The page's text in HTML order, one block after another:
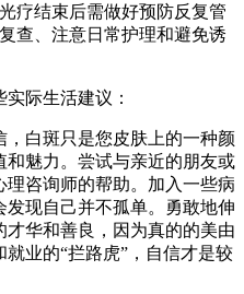
疗结束后需做好预防反复管
查、注意日常护理和避免诱
际生活建议：
，白斑只是您皮肤上的一种颜
魅力。尝试与亲近的朋友或
咨询师的帮助。加入一些病
现自己并不孤单。勇敢地伸
华和善良，因为真的的美由
业的“拦路虎”，自信才是较